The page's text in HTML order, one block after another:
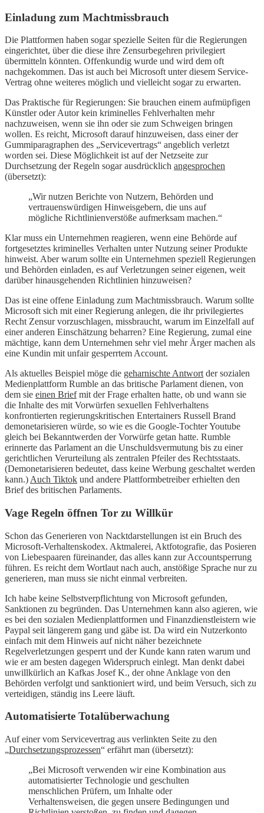
Einladung zum Machtmissbrauch
Die Plattformen haben sogar spezielle Seiten für die Regierungen
eingerichtet, über die diese ihre Zensurbegehren privilegiert
übermitteln könnten. Offenkundig wurde und wird dem oft
nachgekommen. Das ist auch bei Microsoft unter diesem Service-
Vertrag ohne weiteres möglich und vielleicht sogar zu erwarten.
Das Praktische für Regierungen: Sie brauchen einem aufmüpfigen
Künstler oder Autor kein kriminelles Fehlverhalten mehr
nachzuweisen, wenn sie ihn oder sie zum Schweigen bringen
wollen. Es reicht, Microsoft darauf hinzuweisen, dass einer der
Gummiparagraphen des „Servicevertrags“ angeblich verletzt
worden sei. Diese Möglichkeit ist auf der Netzseite zur
Durchsetzung der Regeln sogar ausdrücklich angesprochen
(übersetzt):
„Wir nutzen Berichte von Nutzern, Behörden und
vertrauenswürdigen Hinweisgebern, die uns auf
mögliche Richtlinienverstöße aufmerksam machen.“
Klar muss ein Unternehmen reagieren, wenn eine Behörde auf
fortgesetztes kriminelles Verhalten unter Nutzung seiner Produkte
hinweist. Aber warum sollte ein Unternehmen speziell Regierungen
und Behörden einladen, es auf Verletzungen seiner eigenen, weit
darüber hinausgehenden Richtlinien hinzuweisen?
Das ist eine offene Einladung zum Machtmissbrauch. Warum sollte
Microsoft sich mit einer Regierung anlegen, die ihr privilegiertes
Recht Zensur vorzuschlagen, missbraucht, warum im Einzelfall auf
einer anderen Einschätzung beharren? Eine Regierung, zumal eine
mächtige, kann dem Unternehmen sehr viel mehr Ärger machen als
eine Kundin mit unfair gesperrtem Account.
Als aktuelles Beispiel möge die geharnischte Antwort der sozialen
Medienplattform Rumble an das britische Parlament dienen, von
dem sie einen Briefmit der Frage erhalten hatte, ob und wann sie
die Inhalte des mit Vorwürfen sexuellen Fehlverhaltens
konfrontierten regierungskritischen Entertainers Russell Brand
demonetarisieren würde, so wie es die Google-Tochter Youtube
gleich bei Bekanntwerden der Vorwürfe getan hatte. Rumble
erinnerte das Parlament an die Unschuldsvermutung bis zu einer
gerichtlichen Verurteilung als zentralen Pfeiler des Rechtsstaats.
(Demonetarisieren bedeutet, dass keine Werbung geschaltet werden
kann.) Auch Tiktok und andere Plattformbetreiber erhielten den
Brief des britischen Parlaments.
Vage Regeln öffnen Tor zu Willkür
Schon das Generieren von Nacktdarstellungen ist ein Bruch des
Microsoft-Verhaltenskodex. Aktmalerei, Aktfotografie, das Posieren
von Liebespaaren füreinander, das alles kann zur Accountsperrung
führen. Es reicht dem Wortlaut nach auch, anstößige Sprache nur zu
generieren, man muss sie nicht einmal verbreiten.
Ich habe keine Selbstverpflichtung von Microsoft gefunden,
Sanktionen zu begründen. Das Unternehmen kann also agieren, wie
es bei den sozialen Medienplattformen und Finanzdienstleistern wie
Paypal seit längerem gang und gäbe ist. Da wird ein Nutzerkonto
einfach mit dem Hinweis auf nicht näher bezeichnete
Regelverletzungen gesperrt und der Kunde kann raten warum und
wie er am besten dagegen Widerspruch einlegt. Man denkt dabei
unwillkürlich an Kafkas Josef K., der ohne Anklage von den
Behörden verfolgt und sanktioniert wird, und beim Versuch, sich zu
verteidigen, ständig ins Leere läuft.
Automatisierte Totalüberwachung
Auf einer vom Servicevertrag aus verlinkten Seite zu den
„Durchsetzungsprozessen“ erfährt man (übersetzt):
„Bei Microsoft verwenden wir eine Kombination aus
automatisierter Technologie und geschulten
menschlichen Prüfern, um Inhalte oder
Verhaltensweisen, die gegen unsere Bedingungen und